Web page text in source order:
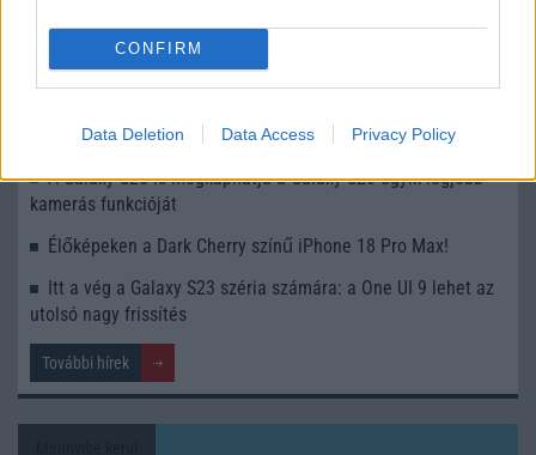
CONFIRM
Data Deletion Data Access Privacy Policy
észrevétlenül könnyíti meg a mindennapokat
Ez a rejtett Samsung funkció teljesen megváltoztatja a
mobilhasználatot – sokan mégsem tudnak róla
Nem biztos, hogy érdemes kivárni az iPhone 18 Prot
A Galaxy S25 is megkaphatja a Galaxy S26 egyik legjobb
kamerás funkcióját
Élőképeken a Dark Cherry színű iPhone 18 Pro Max!
Itt a vég a Galaxy S23 széria számára: a One UI 9 lehet az
utolsó nagy frissítés
További hírek